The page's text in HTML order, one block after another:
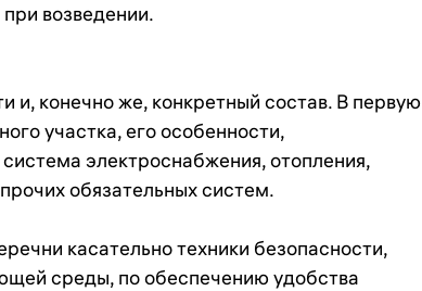
возведении.
и, конечно же, конкретный состав. В первую
участка, его особенности,
электроснабжения, отопления,
обязательных систем.
касательно техники безопасности,
среды, по обеспечению удобства